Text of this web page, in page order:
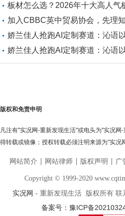
板材怎么选？2026年十大高人气
加入CBBC英中贸易协会，先理
娇兰佳人抢跑AI定制赛道：沁语
娇兰佳人抢跑AI定制赛道：沁语
版权和免责申明
凡注有"实况网-重新发现生活"或电头为"实况
得转载或镜像；授权转载必须注明来源为"实
网站简介 网站律师 版权声明 广
Copyright © 1999-2020
实况网 - 重新发现生活 版权所有 联
备案号：豫ICP备